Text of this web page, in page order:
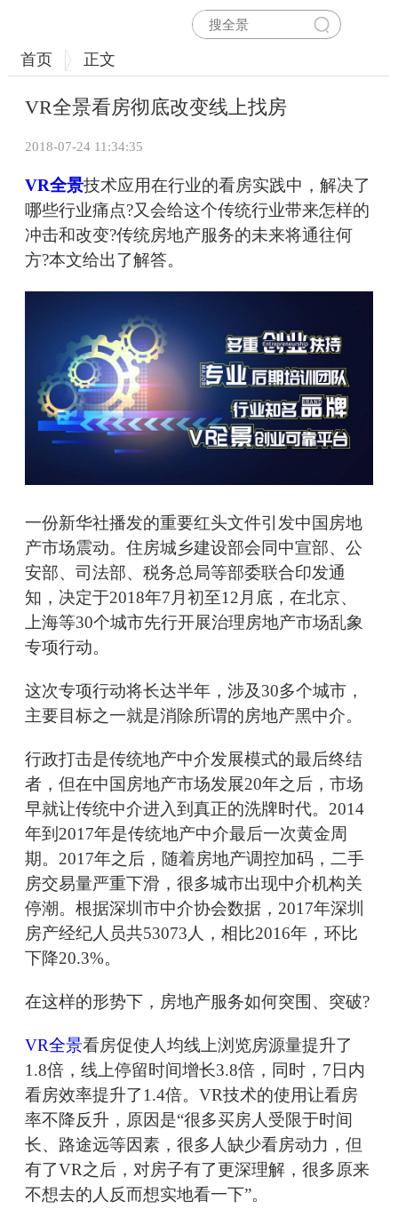
首页 正文
VR全景看房彻底改变线上找房
2018-07-24 11:34:35
VR全景技术应用在行业的看房实践中，解决了
哪些行业痛点?又会给这个传统行业带来怎样的
冲击和改变?传统房地产服务的未来将通往何
方?本文给出了解答。
一份新华社播发的重要红头文件引发中国房地
产市场震动。住房城乡建设部会同中宣部、公
安部、司法部、税务总局等部委联合印发通
知，决定于2018年7月初至12月底，在北京、
上海等30个城市先行开展治理房地产市场乱象
专项行动。
这次专项行动将长达半年，涉及30多个城市，
主要目标之一就是消除所谓的房地产黑中介。
行政打击是传统地产中介发展模式的最后终结
者，但在中国房地产市场发展20年之后，市场
早就让传统中介进入到真正的洗牌时代。2014
年到2017年是传统地产中介最后一次黄金周
期。2017年之后，随着房地产调控加码，二手
房交易量严重下滑，很多城市出现中介机构关
停潮。根据深圳市中介协会数据，2017年深圳
房产经纪人员共53073人，相比2016年，环比
下降20.3%。
在这样的形势下，房地产服务如何突围、突破?
VR全景看房促使人均线上浏览房源量提升了
1.8倍，线上停留时间增长3.8倍，同时，7日内
看房效率提升了1.4倍。VR技术的使用让看房
率不降反升，原因是“很多买房人受限于时间
长、路途远等因素，很多人缺少看房动力，但
有了VR之后，对房子有了更深理解，很多原来
不想去的人反而想实地看一下”。